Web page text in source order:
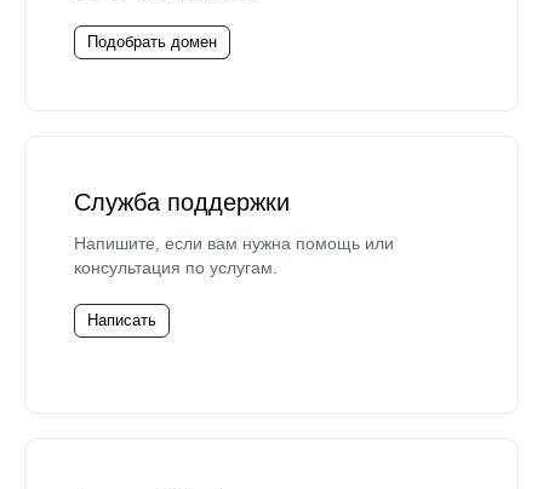
Подобрать домен
Служба поддержки
Напишите, если вам нужна помощь или
консультация по услугам.
Написать